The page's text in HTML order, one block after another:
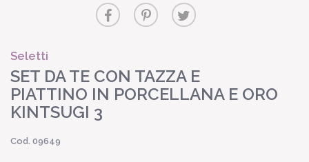
Seletti
SET DA TE CON TAZZA E
PIATTINO IN PORCELLANA E ORO
KINTSUGI 3
Cod. 09649